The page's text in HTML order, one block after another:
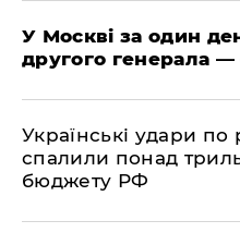
​У Москві за один
другого генерала —
​Українські удари по
спалили понад
бюджету РФ